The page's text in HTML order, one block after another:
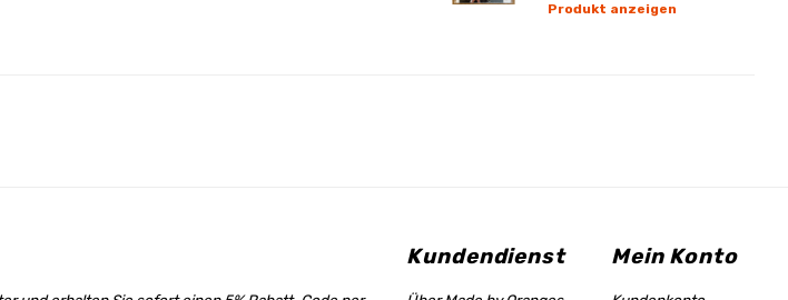
Produkt anzeigen
Kundendienst Mein Konto